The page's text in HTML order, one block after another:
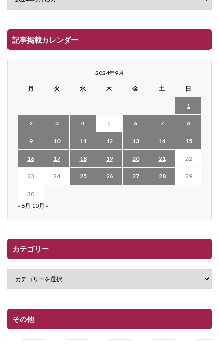
記事掲載カレンダー
2024年9月
月 火 水 木 金 土 日
1
2 3 4 5 6 7 8
9 10 11 12 13 14 15
16 17 18 19 20 21 22
23 24 25 26 27 28 29
30
« 8月 10月 »
カテゴリー
その他